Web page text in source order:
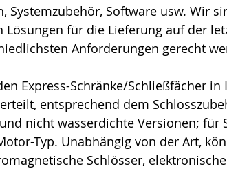
Systemzubehör, Software usw. Wir
Lösungen für die Lieferung auf der
Anforderungen gerecht
Express-Schränke/Schließfächer in
entsprechend dem
nicht wasserdichte Versionen; für
Typ. Unabhängig von der Art,
Schlösser,